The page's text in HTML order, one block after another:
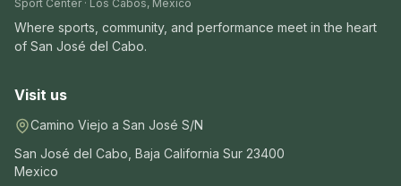
Sport Center · Los Cabos, Mexico
Where sports, community, and performance meet in the heart
of San José del Cabo.
Visit us
Camino Viejo a San José S/N
San José del Cabo Baja California Sur 23400
Mexico